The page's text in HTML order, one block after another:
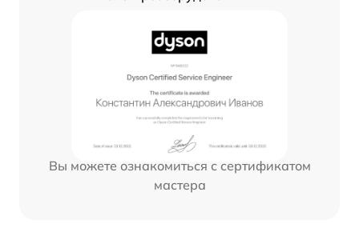
Вы можете ознакомиться с сертификатом
мастера